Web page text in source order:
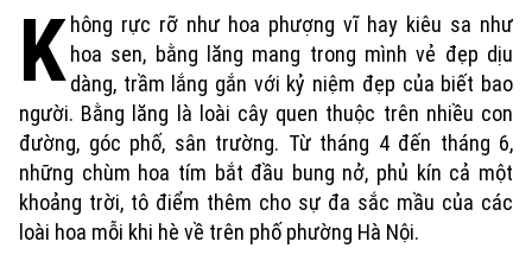
K hông rực rỡ như hoa phượng vĩ hay kiêu sa như
hoa sen, bằng lăng mang trong mình vẻ đẹp dịu
dàng, trầm lắng gắn với kỷ niệm đẹp của biết bao
người. Bằng lăng là loài cây quen thuộc trên nhiều con
đường, góc phố, sân trường. Từ tháng 4 đến tháng 6,
những chùm hoa tím bắt đầu bung nở, phủ kín cả một
khoảng trời, tô điểm thêm cho sự đa sắc mầu của các
loài hoa mỗi khi hè về trên phố phường Hà Nội.